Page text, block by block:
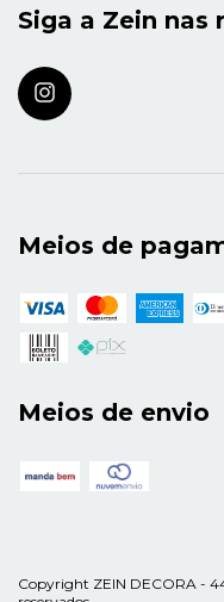
Siga a Zein nas
Meios de
Meios de envio
Copyright ZEIN DECORA -